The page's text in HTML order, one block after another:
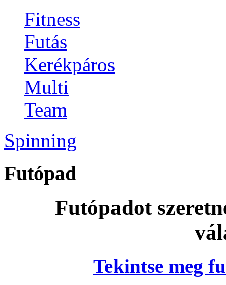
Fitness
Futás
Kerékpáros
Multi
Team
Spinning
Futópad
Futópadot
Tekintse meg